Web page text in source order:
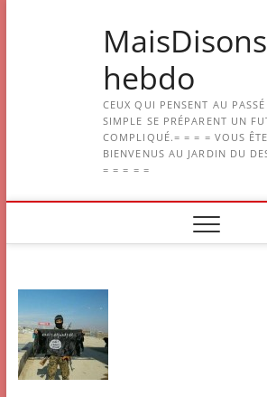
hebdo
CEUX QUI PENSENT AU PASSÉ
SIMPLE SE PRÉPARENT UN
COMPLIQUÉ.= = = = VOUS
BIENVENUS AU JARDIN DU
= = = = =